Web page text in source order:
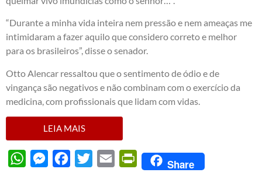
“Durante a minha vida inteira nem pressão e nem ameaças me
intimidaram a fazer aquilo que considero correto e melhor
para os brasileiros”, disse o senador.
Otto Alencar ressaltou que o sentimento de ódio e de
vingança são negativos e não combinam com o exercício da
medicina, com profissionais que lidam com vidas.
LEIA MAIS
WhatsAppMessengerFacebook
Twitter Email PrintFriendly
Share